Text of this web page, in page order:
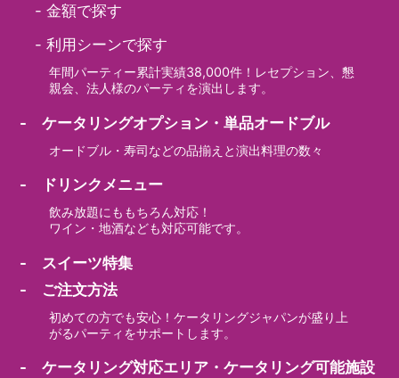
-金額で探す
-利用シーンで探す
年間パーティー累計実績38,000件！レセプション、懇
親会、法人様のパーティを演出します。
- ケータリングオプション・単品オードブル
オードブル・寿司などの品揃えと演出料理の数々
- ドリンクメニュー
飲み放題にももちろん対応！
ワイン・地酒なども対応可能です。
- スイーツ特集
- ご注文方法
初めての方でも安心！ケータリングジャパンが盛り上
がるパーティをサポートします。
- ケータリング対応エリア・ケータリング可能施設